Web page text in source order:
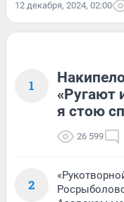
12 декабря, 2024, 02:00
1
«Ругают
я стою
26 599
2